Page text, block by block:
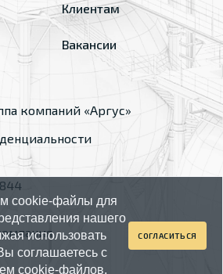
Клиентам
Вакансии
компаний «Аргус»
cookie-файлы для
нашего
использовать
соглашаетесь с
cookie-файлов.
СОГЛАСИТЬСЯ